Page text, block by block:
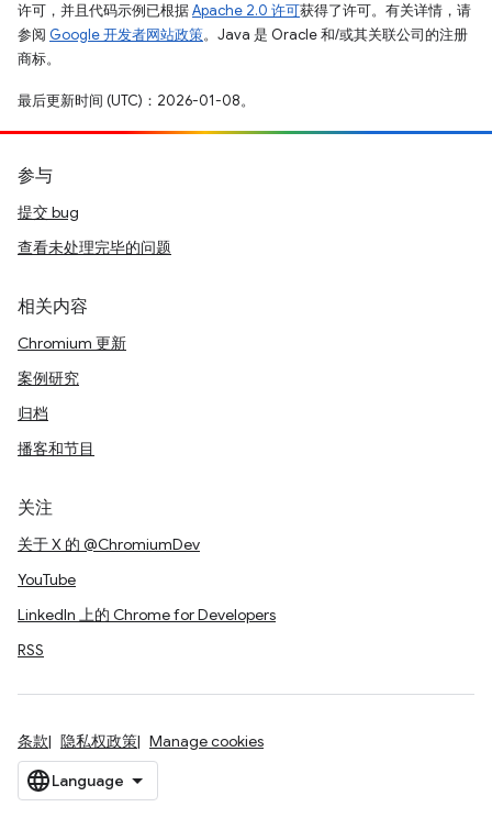
许可，并且代码示例已根据Apache 2.0 许可获得了许可。有关详情，请
参阅 Google 开发者网站政策。Java 是 Oracle 和/或其关联公司的注册
商标。
最后更新时间 (UTC)：2026-01-08。
参与
提交 bug
查看未处理完毕的问题
相关内容
Chromium 更新
案例研究
归档
播客和节目
关注
关于 X 的 @ChromiumDev
YouTube
LinkedIn 上的 Chrome for Developers
RSS
条款 隐私权政策 Manage cookies